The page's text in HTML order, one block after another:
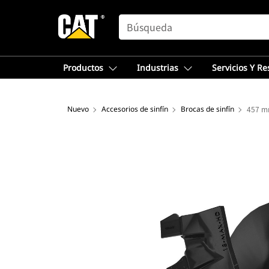
SEARCH
Productos Industrias Servicios Y
Nuevo Accesorios de sinfín Brocas de sinfín 457